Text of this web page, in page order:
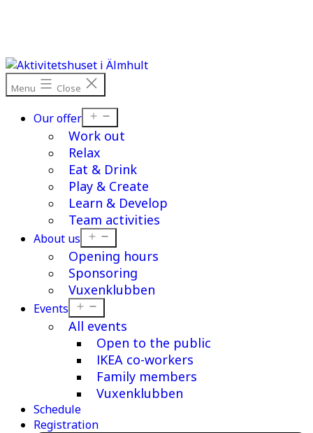
Menu Close
Our offer
menu
Work out
Relax
Eat & Drink
Play & Create
Learn & Develop
Team activities
About us
menu
Opening hours
Sponsoring
Vuxenklubben
Events
menu
All events
Open to the public
IKEA co-workers
Family members
Vuxenklubben
Schedule
Registration